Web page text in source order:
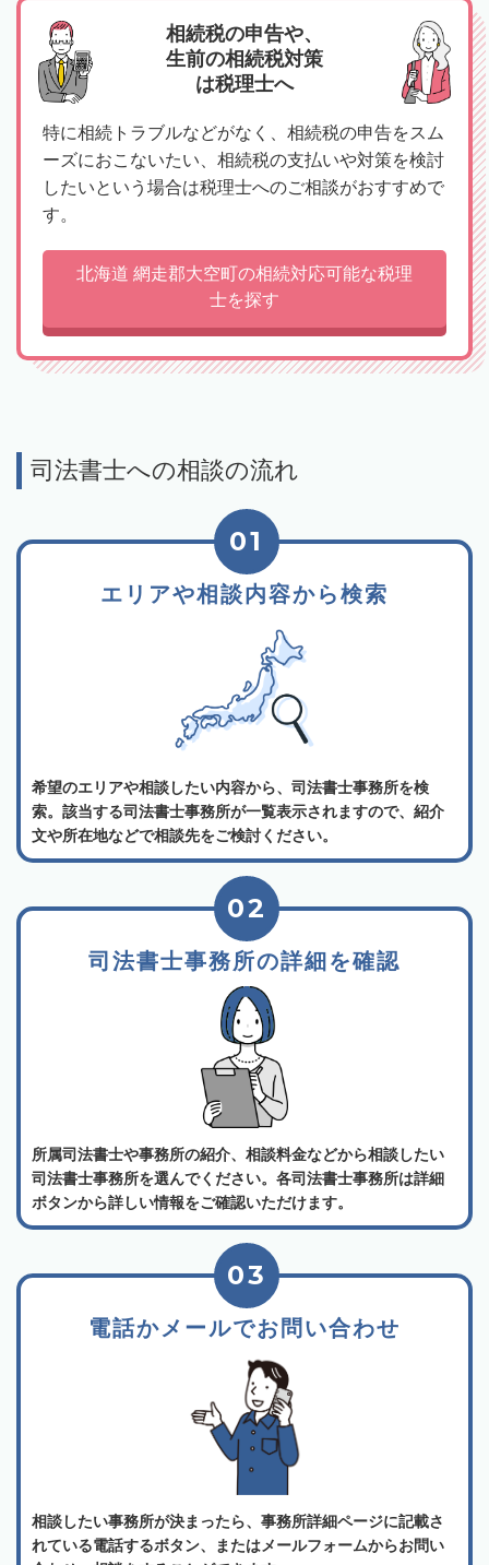
相続税の申告や、
生前の相続税対策
は税理士へ
特に相続トラブルなどがなく、相続税の申告をスム
ーズにおこないたい、相続税の支払いや対策を検討
したいという場合は税理士へのご相談がおすすめで
す。
北海道 網走郡大空町の相続対応可能な税理
士を探す
司法書士への相談の流れ
エリアや相談内容から検索
01
希望のエリアや相談したい内容から、司法書士事務所を検
索。該当する司法書士事務所が一覧表示されますので、紹介
文や所在地などで相談先をご検討ください。
司法書士事務所の詳細を確認
02
所属司法書士や事務所の紹介、相談料金などから相談したい
司法書士事務所を選んでください。各司法書士事務所は詳細
ボタンから詳しい情報をご確認いただけます。
電話かメールでお問い合わせ
03
相談したい事務所が決まったら、事務所詳細ページに記載さ
れている電話するボタン、またはメールフォームからお問い